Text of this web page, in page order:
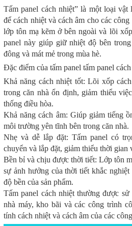
Tấm panel cách nhiệt” là một loại
để cách nhiệt và cách âm cho các
lớp tôn mạ kẽm ở bên ngoài và lõi
panel này giúp giữ nhiệt độ bên
đông và mát mẻ trong mùa hè.
Đặc điểm của tấm panel tấm panel
Khả năng cách nhiệt tốt: Lõi xốp
trong căn nhà ổn định, giảm thiểu
thống điều hòa.
Khả năng cách âm: Giúp giảm tiếng
môi trường yên tĩnh bên trong căn nhà.
Nhẹ và dễ lắp đặt: Tấm panel có
chuyển và lắp đặt, giảm thiểu thời gian
Bền bỉ và chịu được thời tiết: Lớp tôn
sự ảnh hưởng của thời tiết khắc
độ bền của sản phẩm.
Tấm panel cách nhiệt thường được
nhà máy, kho bãi và các công trình
tính cách nhiệt và cách âm của các